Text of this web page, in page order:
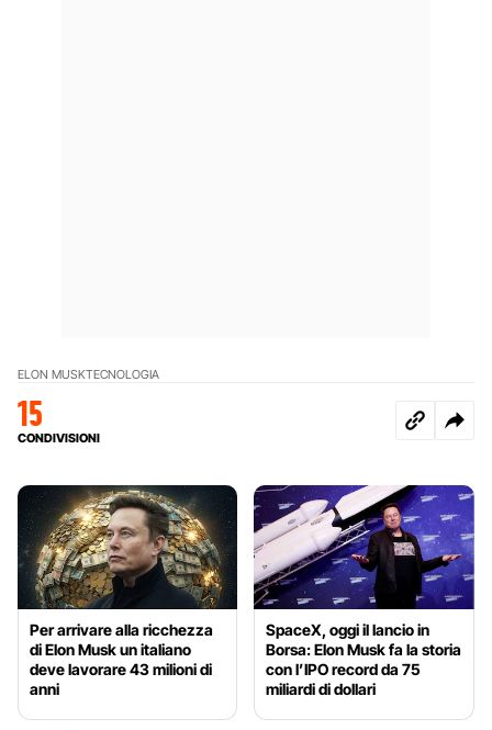
ELON MUSKTECNOLOGIA
15
CONDIVISIONI
Per arrivare alla ricchezza
di Elon Musk un italiano
deve lavorare 43 milioni di
anni
SpaceX, oggi il lancio in
Borsa: Elon Musk fa la storia
con l’IPO record da 75
miliardi di dollari